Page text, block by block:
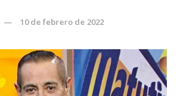
10 de febrero de 2022